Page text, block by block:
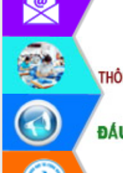
tầm nhìn đến năm 2050
Nâng cao hiệu quả hoạt động của các
doanh nghiệp nhà nước
Hội nghị triển khai kết nối mạng
truyền số liệu chuyên dùng phục vụ cơ
quan Đảng, Nhà nước
Lễ phát động chuỗi hoạt động chung
tay làm sạch môi trường
Xã Ea Kar bước chuyển mình trong
công tác cải cách hành chính mô hình
mới
UBND tỉnh họp báo định kỳ tháng 4
năm 2026